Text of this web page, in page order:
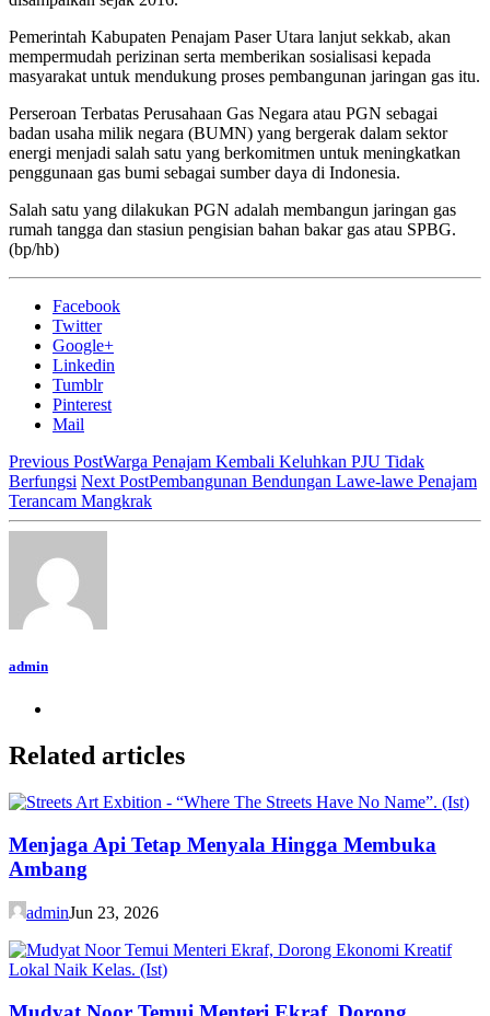
Pemerintah Kabupaten Penajam Paser Utara lanjut sekkab, akan
mempermudah perizinan serta memberikan sosialisasi kepada
masyarakat untuk mendukung proses pembangunan jaringan gas itu.
Perseroan Terbatas Perusahaan Gas Negara atau PGN sebagai
badan usaha milik negara (BUMN) yang bergerak dalam sektor
energi menjadi salah satu yang berkomitmen untuk meningkatkan
penggunaan gas bumi sebagai sumber daya di Indonesia.
Salah satu yang dilakukan PGN adalah membangun jaringan gas
rumah tangga dan stasiun pengisian bahan bakar gas atau SPBG.
(bp/hb)
Facebook
Twitter
Google+
Linkedin
Tumblr
Pinterest
Mail
Previous PostWarga Penajam Kembali Keluhkan PJU Tidak
Berfungsi Next PostPembangunan Bendungan Lawe-lawe Penajam
Terancam Mangkrak
admin
Related articles
Menjaga Api Tetap Menyala Hingga Membuka
Ambang
adminJun 23, 2026